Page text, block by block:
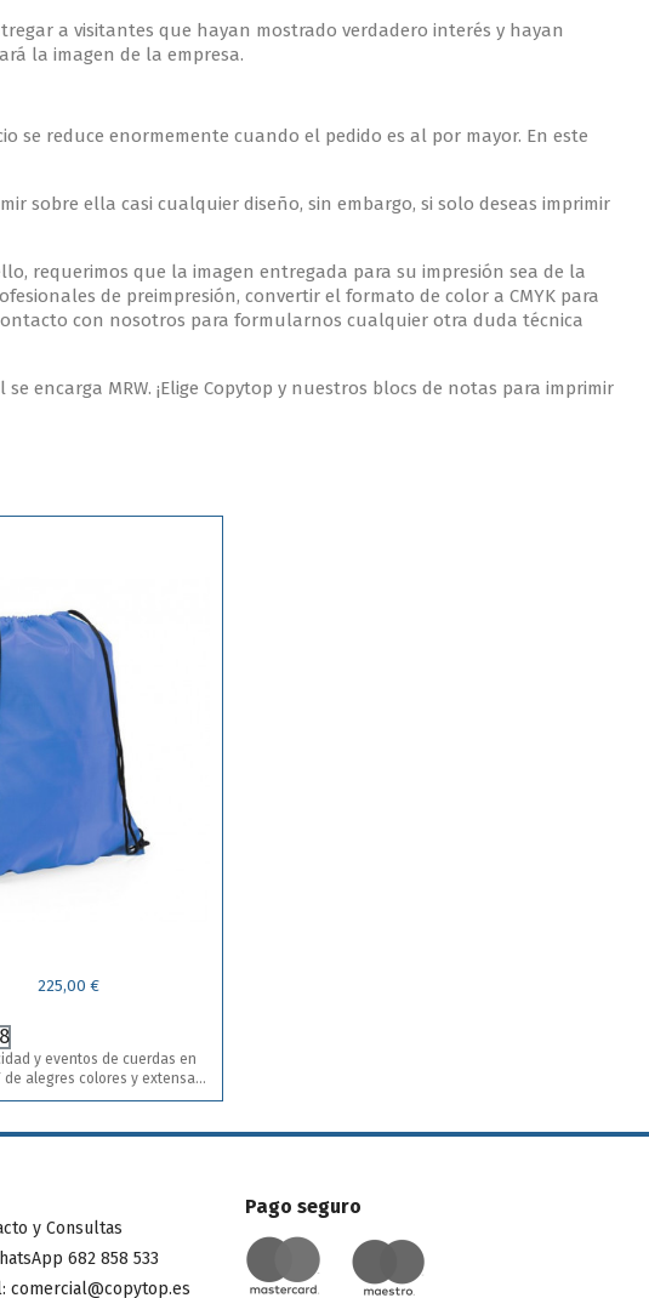
a visitantes que hayan mostrado verdadero interés y hayan
la imagen de la empresa.
se reduce enormemente cuando el pedido es al por mayor. En este
sobre ella casi cualquier diseño, sin embargo, si solo deseas imprimir
requerimos que la imagen entregada para su impresión sea de la
de preimpresión, convertir el formato de color a CMYK para
con nosotros para formularnos cualquier otra duda técnica
encarga MRW. ¡Elige Copytop y nuestros blocs de notas para imprimir
225,00 €
y eventos de cuerdas en
de alegres colores y extensa
cuerdas autocierre en color
y Consultas
682 858 533
comercial@copytop.es
Pago seguro